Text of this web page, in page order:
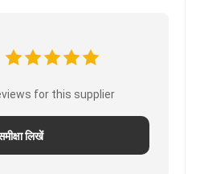
for this supplier
लिखें